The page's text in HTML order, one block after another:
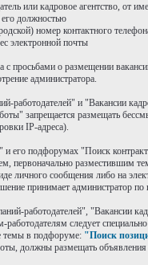
или кадровое агентство, от
его должностью
номер контактного
электронной почты
с просьбами о размещении
администратора.
работодателей" и "Вакансии
запрещается размещать
IP-адреса).
его подфорумах "Поиск
первоначально разместившим
личного сообщения либо на
принимает администратор
работодателей", "Вакансии
следует
темы в подфоруме: "Поиск
должны размещать